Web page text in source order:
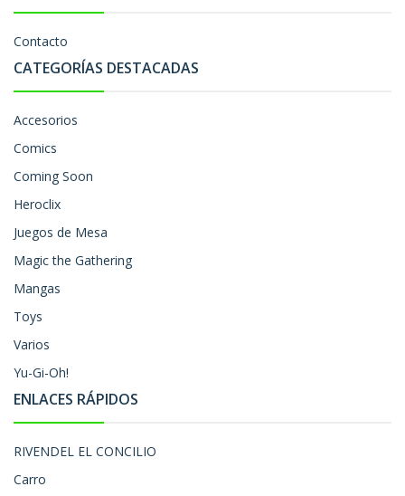
Contacto
CATEGORÍAS DESTACADAS
Accesorios
Comics
Coming Soon
Heroclix
Juegos de Mesa
Magic the Gathering
Mangas
Toys
Varios
Yu-Gi-Oh!
ENLACES RÁPIDOS
RIVENDEL EL CONCILIO
Carro